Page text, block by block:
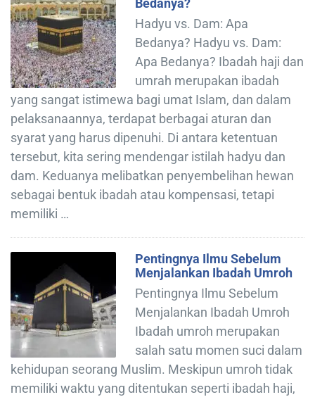
Bedanya?
Hadyu vs. Dam: Apa
Bedanya? Hadyu vs. Dam:
Apa Bedanya? Ibadah haji dan
umrah merupakan ibadah
yang sangat istimewa bagi umat Islam, dan dalam
pelaksanaannya, terdapat berbagai aturan dan
syarat yang harus dipenuhi. Di antara ketentuan
tersebut, kita sering mendengar istilah hadyu dan
dam. Keduanya melibatkan penyembelihan hewan
sebagai bentuk ibadah atau kompensasi, tetapi
memiliki …
Pentingnya Ilmu Sebelum
Menjalankan Ibadah Umroh
Pentingnya Ilmu Sebelum
Menjalankan Ibadah Umroh
Ibadah umroh merupakan
salah satu momen suci dalam
kehidupan seorang Muslim. Meskipun umroh tidak
memiliki waktu yang ditentukan seperti ibadah haji,